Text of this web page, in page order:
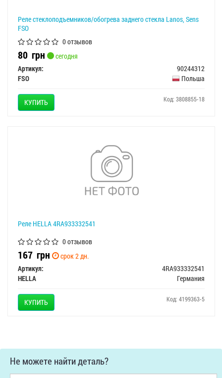
Реле стеклоподъемников/обогрева заднего стекла Lanos, Sens
FSO
0 отзывов
80 грн
сегодня
Артикул:
90244312
FSO
Польша
КУПИТЬ Код: 3808855-18
Реле HELLA 4RA933332541
0 отзывов
167 грн
срок 2 дн.
Артикул:
4RA933332541
HELLA
Германия
КУПИТЬ Код: 4199363-5
Не можете найти деталь?